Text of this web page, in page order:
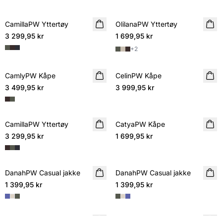
NYHET
CamillaPW Yttertøy
3 299,95 kr
NYHET
OlilanaPW Yttertøy
1 699,95 kr
+2
NYHET
CamlyPW Kåpe
3 499,95 kr
NYHET
CelinPW Kåpe
3 999,95 kr
NYHET
CamillaPW Yttertøy
3 299,95 kr
NYHET
CatyaPW Kåpe
1 699,95 kr
NYHET
DanahPW Casual jakke
1 399,95 kr
NYHET
DanahPW Casual jakke
1 399,95 kr